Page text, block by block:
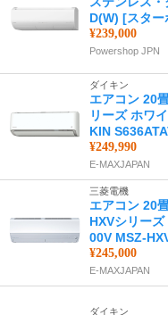
D(W) [スター
¥239,000
Powershop JPN
ダイキン
エアコン 20
リーズ ホワ
KIN
¥249,990
E-MAXJAPAN
三菱電機
エアコン 20
HXVシリー
00V MSZ-
¥245,000
E-MAXJAPAN
ダイキン